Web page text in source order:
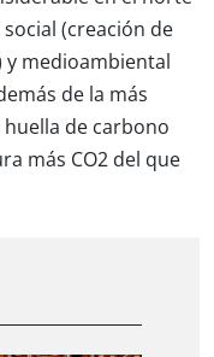
(creación de
medioambiental
de la más
de carbono
más CO2 del que